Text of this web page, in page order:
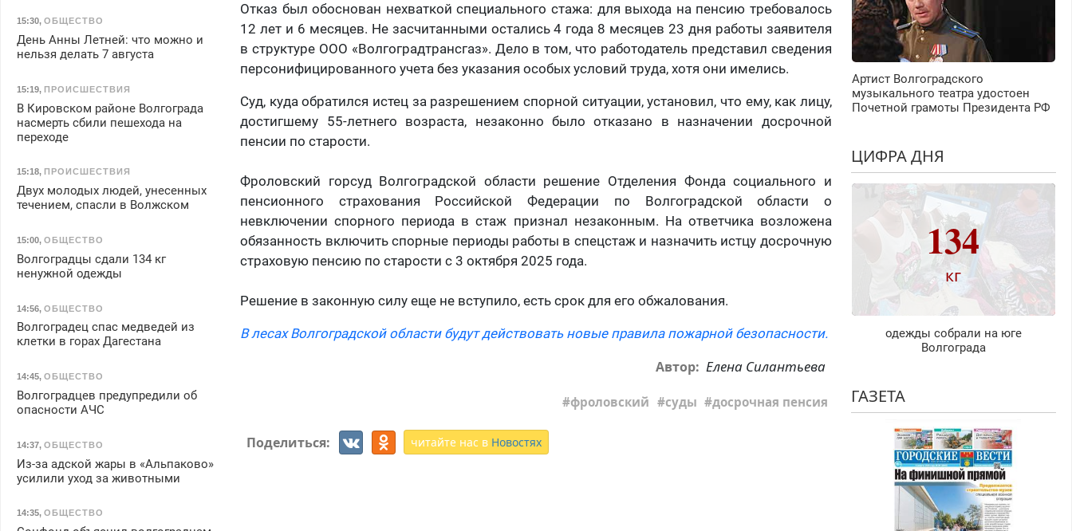
Отказ был обоснован нехваткой специального стажа: для выхода на пенсию требовалось
12 лет и 6 месяцев. Не засчитанными остались 4 года 8 месяцев 23 дня работы заявителя
в структуре ООО «Волгоградтрансгаз». Дело в том, что работодатель представил сведения
персонифицированного учета без указания особых условий труда, хотя они имелись.
Суд, куда обратился истец за разрешением спорной ситуации, установил, что ему, как лицу,
достигшему 55-летнего возраста, незаконно было отказано в назначении досрочной
пенсии по старости.
Фроловский горсуд Волгоградской области решение Отделения Фонда социального и
пенсионного страхования Российской Федерации по Волгоградской области о
невключении спорного периода в стаж признал незаконным. На ответчика возложена
обязанность включить спорные периоды работы в спецстаж и назначить истцу досрочную
страховую пенсию по старости с 3 октября 2025 года.
Решение в законную силу еще не вступило, есть срок для его обжалования.
В лесах Волгоградской области будут действовать новые правила пожарной безопасности.
Автор: Елена Силантьева
фроловский суды досрочная пенсия
Поделиться: читайте нас в Новостях
15:30, ОБЩЕСТВО
День Анны Летней: что можно и
нельзя делать 7 августа
15:19, ПРОИСШЕСТВИЯ
В Кировском районе Волгограда
насмерть сбили пешехода на
переходе
15:18, ПРОИСШЕСТВИЯ
Двух молодых людей, унесенных
течением, спасли в Волжском
15:00, ОБЩЕСТВО
Волгоградцы сдали 134 кг
ненужной одежды
14:56, ОБЩЕСТВО
Волгоградец спас медведей из
клетки в горах Дагестана
14:45, ОБЩЕСТВО
Волгоградцев предупредили об
опасности АЧС
14:37, ОБЩЕСТВО
Из-за адской жары в «Альпаково»
усилили уход за животными
14:35, ОБЩЕСТВО
Артист Волгоградского
музыкального театра удостоен
Почетной грамоты Президента РФ
ЦИФРА ДНЯ
134
кг
одежды собрали на юге
Волгограда
ГАЗЕТА